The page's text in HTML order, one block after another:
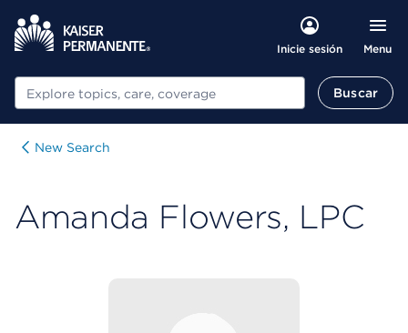
Inicie sesión Menu
Buscar Buscar
New Search
Amanda Flowers, LPC